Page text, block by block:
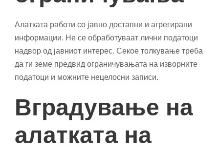
Алатката работи со јавно достапни и агрегирани
информации. Не се обработуваат лични податоци
надвор од јавниот интерес. Секое толкување треба
да ги земе предвид ограничувањата на изворните
податоци и можните нецелосни записи.
Вградување на
алатката на